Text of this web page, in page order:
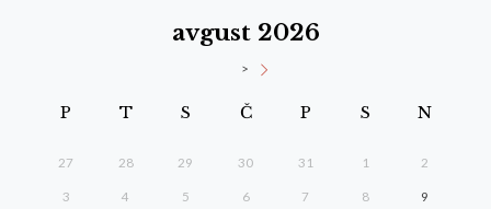
avgust 2026
>
P T S Č P S N
27 28 29 30 31 1 2
3 4 5 6 7 8 9